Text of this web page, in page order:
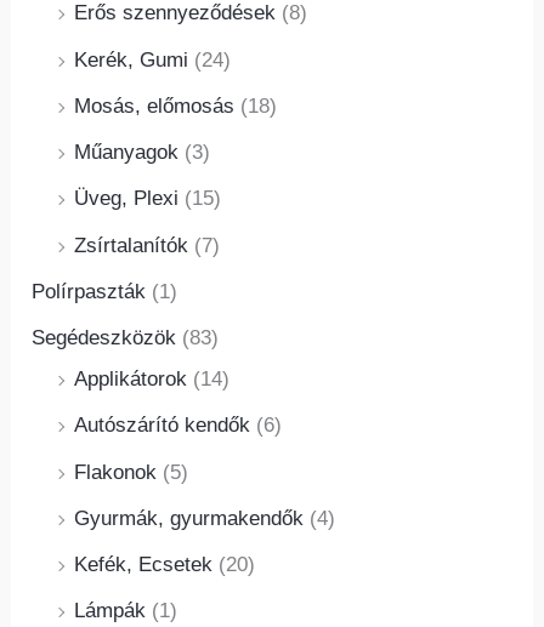
Erős szennyeződések (8)
Kerék, Gumi (24)
Mosás, előmosás (18)
Műanyagok (3)
Üveg, Plexi (15)
Zsírtalanítók (7)
Polírpaszták (1)
Segédeszközök (83)
Applikátorok (14)
Autószárító kendők (6)
Flakonok (5)
Gyurmák, gyurmakendők (4)
Kefék, Ecsetek (20)
Lámpák (1)